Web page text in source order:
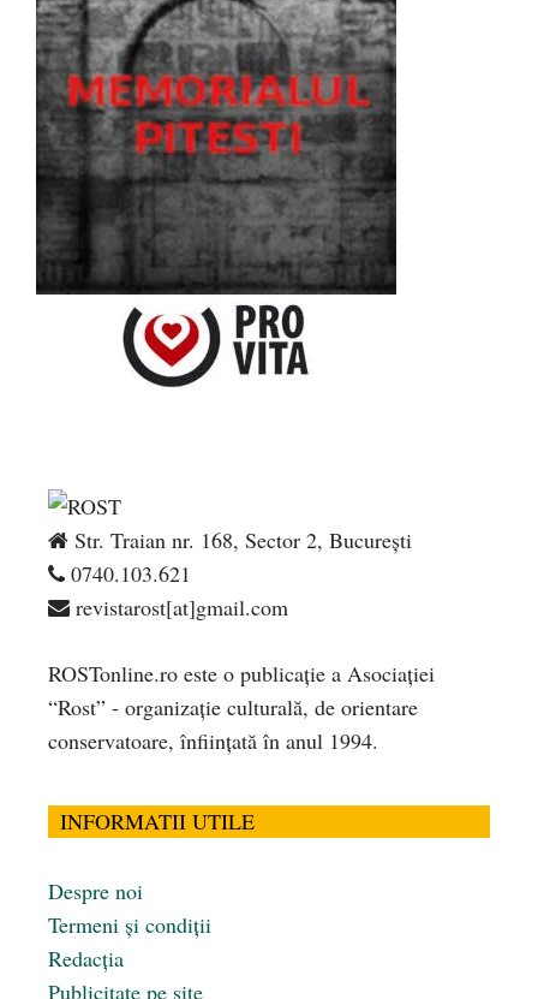
Str. Traian nr. 168, Sector 2, București
0740.103.621
revistarost[at]gmail.com
ROSTonline.ro este o publicaţie a Asociaţiei
“Rost” - organizaţie culturală, de orientare
conservatoare, înfiinţată în anul 1994.
INFORMATII UTILE
Despre noi
Termeni și condiții
Redacția
Publicitate pe site